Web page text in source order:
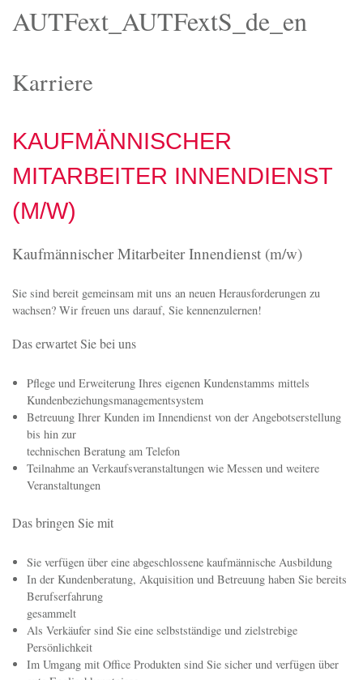
AUTFext_AUTFextS_de_en
Wir
suchen Sie
Karriere
KAUFMÄNNISCHER
MITARBEITER INNENDIENST
(M/W)
Kaufmännischer Mitarbeiter Innendienst (m/w)
Sie sind bereit gemeinsam mit uns an neuen Herausforderungen zu
wachsen? Wir freuen uns darauf, Sie kennenzulernen!
Das erwartet Sie bei uns
Kundenbeziehungsmanagementsystem
bis hin zur
technischen Beratung am Telefon
Teilnahme an Verkaufsveranstaltungen wie Messen und weitere
Veranstaltungen
Das bringen Sie mit